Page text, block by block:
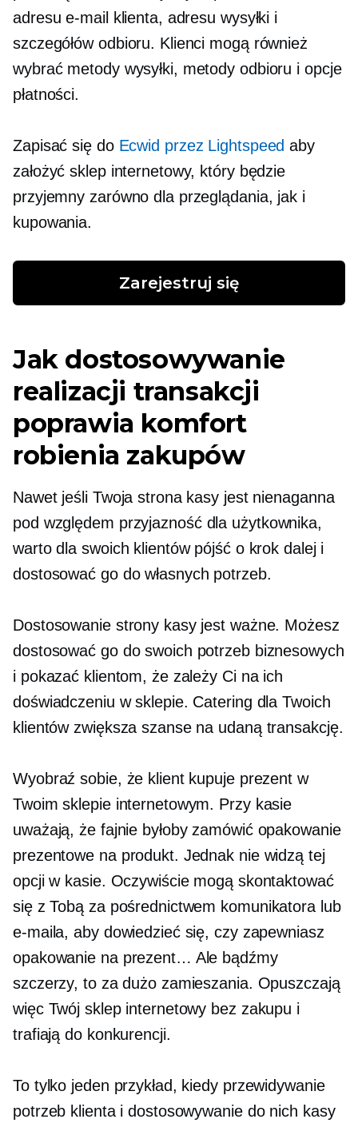
adresu e-mail klienta, adresu wysyłki i
szczegółów odbioru. Klienci mogą również
wybrać metody wysyłki, metody odbioru i opcje
płatności.
Zapisać się do Ecwid przez Lightspeed aby
założyć sklep internetowy, który będzie
przyjemny zarówno dla przeglądania, jak i
kupowania.
Zarejestruj się
Jak dostosowywanie
realizacji transakcji
poprawia komfort
robienia zakupów
Nawet jeśli Twoja strona kasy jest nienaganna
pod względem przyjazność dla użytkownika,
warto dla swoich klientów pójść o krok dalej i
dostosować go do własnych potrzeb.
Dostosowanie strony kasy jest ważne. Możesz
dostosować go do swoich potrzeb biznesowych
i pokazać klientom, że zależy Ci na ich
doświadczeniu w sklepie. Catering dla Twoich
klientów zwiększa szanse na udaną transakcję.
Wyobraź sobie, że klient kupuje prezent w
Twoim sklepie internetowym. Przy kasie
uważają, że fajnie byłoby zamówić opakowanie
prezentowe na produkt. Jednak nie widzą tej
opcji w kasie. Oczywiście mogą skontaktować
się z Tobą za pośrednictwem komunikatora lub
e-maila, aby dowiedzieć się, czy zapewniasz
opakowanie na prezent… Ale bądźmy
szczerzy, to za dużo zamieszania. Opuszczają
więc Twój sklep internetowy bez zakupu i
trafiają do konkurencji.
To tylko jeden przykład, kiedy przewidywanie
potrzeb klienta i dostosowywanie do nich kasy